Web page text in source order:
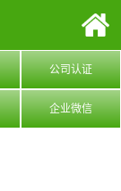
公司认证
企业微信